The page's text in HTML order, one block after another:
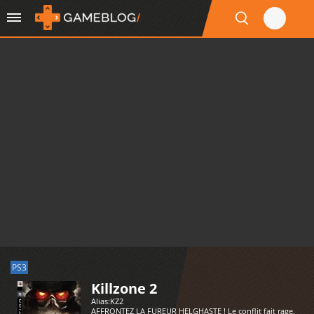
PS3
Killzone 2
Alias:KZ2
AFFRONTEZ LA FUREUR HELGHASTE ! Le conflit fait rage.